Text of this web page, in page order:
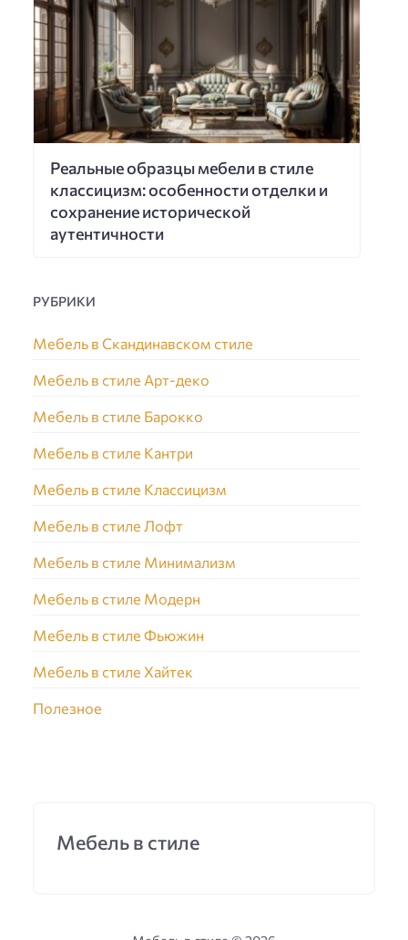
Реальные образцы мебели в стиле
классицизм: особенности отделки и
сохранение исторической
аутентичности
РУБРИКИ
Мебель в Скандинавском стиле
Мебель в стиле Арт-деко
Мебель в стиле Барокко
Мебель в стиле Кантри
Мебель в стиле Классицизм
Мебель в стиле Лофт
Мебель в стиле Минимализм
Мебель в стиле Модерн
Мебель в стиле Фьюжин
Мебель в стиле Хайтек
Полезное
Мебель в стиле